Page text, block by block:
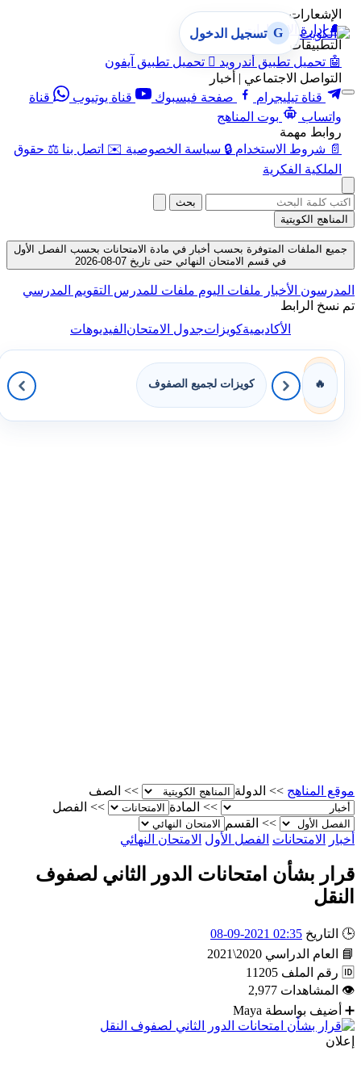
الإشعارات
🔔 إدارة الإشعارات
التطبيقات
🤖 تحميل تطبيق أندرويد  تحميل تطبيق آيفون
التواصل الاجتماعي | أخبار
قناة تيليجرام
صفحة فيسبوك قناة يوتيوب
قناة
واتساب
بوت المناهج
روابط مهمة
📄 شروط الاستخدام 🔒 سياسة الخصوصية ✉️ اتصل بنا ⚖️ حقوق
الملكية الفكرية
G تسجيل الدخول
بحث
المناهج الكويتية
جميع الملفات المتوفرة بحسب أخبار في مادة الامتحانات بحسب الفصل الأول
في قسم الامتحان النهائي حتى تاريخ 07-08-2026
المدرسون الأخبار ملفات اليوم ملفات للمدرس التقويم المدرسي
تم نسخ الرابط
الأكاديميةكويزاتجدول الامتحانالفيديوهات
🔥 كويزات لجميع الصفوف
موقع المناهج >> الدولة >>
الصف
>>
المادة >>
الفصل
>>
القسم
أخبار
الامتحانات الفصل الأول الامتحان النهائي
قرار بشأن امتحانات الدور الثاني لصفوف
النقل
🕒 التاريخ 02:35 2021-09-08
📘
العام الدراسي 2020\2021
🆔 رقم الملف 11205
👁
المشاهدات 2,977
➕
أضيف بواسطة Maya
إعلان